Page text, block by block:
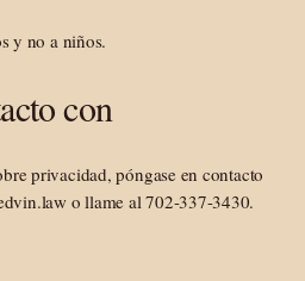
y no a niños.
con
privacidad, póngase en contacto
o llame al 702-337-3430.